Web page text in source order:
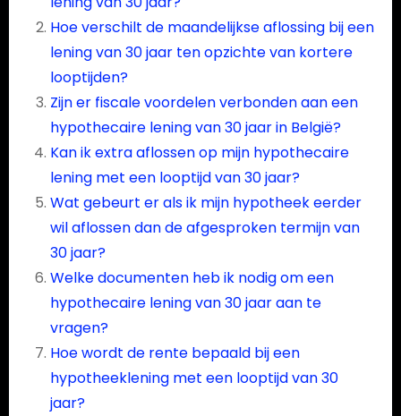
Hoe verschilt de maandelijkse aflossing bij een
lening van 30 jaar ten opzichte van kortere
looptijden?
Zijn er fiscale voordelen verbonden aan een
hypothecaire lening van 30 jaar in België?
Kan ik extra aflossen op mijn hypothecaire
lening met een looptijd van 30 jaar?
Wat gebeurt er als ik mijn hypotheek eerder
wil aflossen dan de afgesproken termijn van
30 jaar?
Welke documenten heb ik nodig om een
hypothecaire lening van 30 jaar aan te
vragen?
Hoe wordt de rente bepaald bij een
hypotheeklening met een looptijd van 30
jaar?